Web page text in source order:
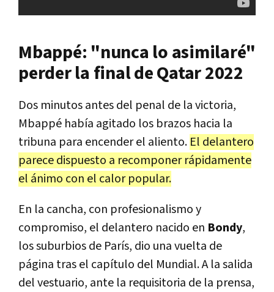
Mbappé: "nunca lo asimilaré"
perder la final de Qatar 2022
Dos minutos antes del penal de la victoria,
Mbappé había agitado los brazos hacia la
tribuna para encender el aliento. El delantero
parece dispuesto a recomponer rápidamente
el ánimo con el calor popular.
En la cancha, con profesionalismo y
compromiso, el delantero nacido en Bondy,
los suburbios de París, dio una vuelta de
página tras el capítulo del Mundial. A la salida
del vestuario, ante la requisitoria de la prensa,